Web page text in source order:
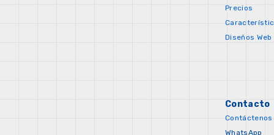
Precios
Diseños Web
Contacto
Contáctenos
WhatsApp